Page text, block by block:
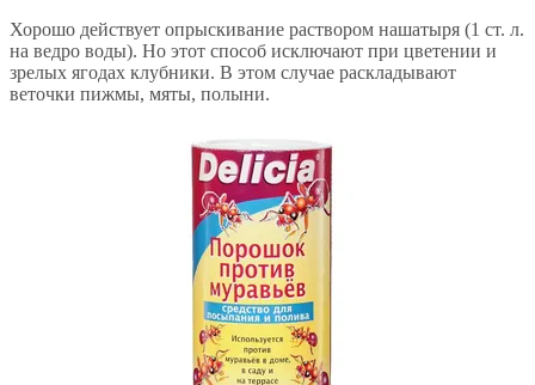
Хорошо действует опрыскивание раствором нашатыря (1 ст. л.
на ведро воды). Но этот способ исключают при цветении и
зрелых ягодах клубники. В этом случае раскладывают
веточки пижмы, мяты, полыни.